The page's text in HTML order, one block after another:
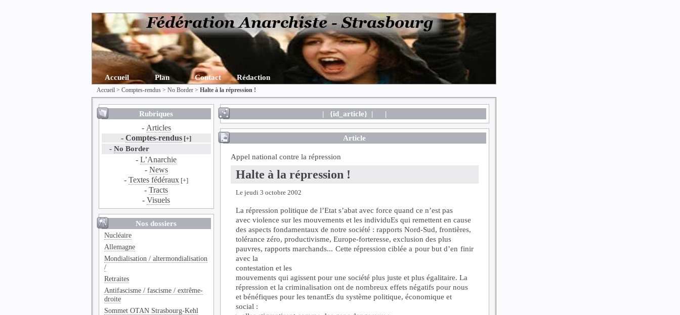
Accueil Plan Contact Rédaction
Accueil> Comptes-rendus> No Border> Halte à la répression !
Rubriques
- Articles
-Comptes-rendus [+]
- No Border
-L’Anarchie
- News
-Textes fédéraux [+]
-Tracts
-Visuels
Nos dossiers
Nucléaire
Allemagne
Mondialisation / altermondialisation
/
Retraites
Antifascisme / fascisme / extrême-
droite
Sommet OTAN Strasbourg-Kehl
| {id_article} | |
Article
Appel national contre la répression
Halte à la répression !
Le jeudi 3 octobre 2002
La répression politique de l’Etat s’abat avec force quand ce n’est pas
avec violence sur les mouvements et les individuEs qui remettent en cause
des aspects fondamentaux de notre société : rapports Nord-Sud, frontières,
tolérance zéro, productivisme, Europe-forteresse, exclusion des plus
pauvres, rapports marchands... Cette répression ciblée a pour but d’en finir
avec la
contestation et les
mouvements qui agissent pour une société plus juste et plus égalitaire. La
répression et la criminalisation ont de nombreux effets négatifs pour nous
et bénéfiques pour les tenantEs du système politique, économique et
social :